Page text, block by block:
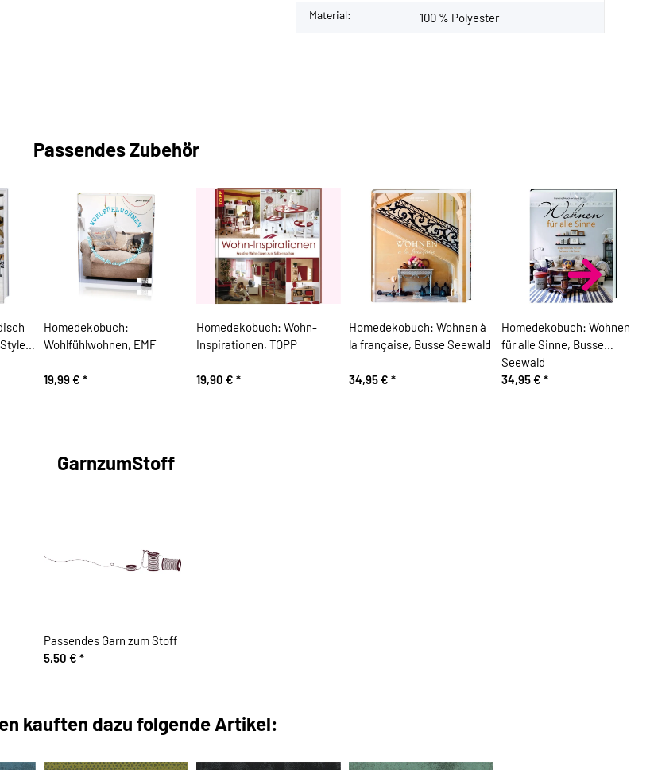
Material: 100 % Polyester
Passendes Zubehör
Homedekobuch:
Wohlfühlwohnen, EMF
19,99 € *
Homedekobuch: Wohn-
Inspirationen, TOPP
19,90 € *
Homedekobuch: Wohnen à
la française, Busse Seewald
34,95 € *
Homedekobuch: Wohnen
für alle Sinne, Busse
Seewald
34,95 € *
GarnzumStoff
Passendes Garn zum Stoff
5,50 € *
kauften dazu folgende Artikel: